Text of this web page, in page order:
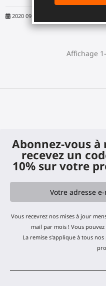
2020 09 01
Affichage
Abonnez-vous
recevez un
10% sur votre
Vous recevrez nos mises à jour
mail par mois ! Vous
La remise s'applique à tous